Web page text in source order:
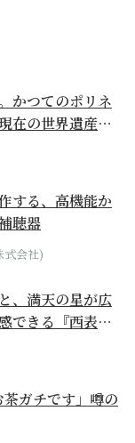
かつてのポリネ
在の世界遺産か
する、高機能か
聴器
式会社)
、満天の星が広
できる『西表島
ガチです」噂の